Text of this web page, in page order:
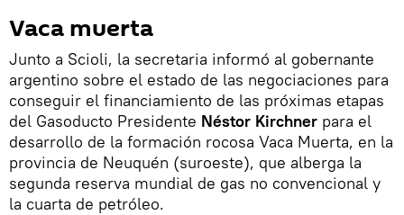
Vaca muerta
Junto a Scioli, la secretaria informó al gobernante
argentino sobre el estado de las negociaciones para
conseguir el financiamiento de las próximas etapas
del Gasoducto Presidente Néstor Kirchner para el
desarrollo de la formación rocosa Vaca Muerta, en la
provincia de Neuquén (suroeste), que alberga la
segunda reserva mundial de gas no convencional y
la cuarta de petróleo.